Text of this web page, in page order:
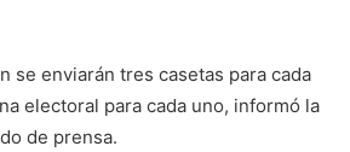
se enviarán tres casetas para cada
electoral para cada uno, informó la
de prensa.